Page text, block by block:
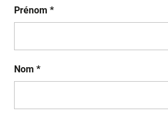
Prénom *
Nom *